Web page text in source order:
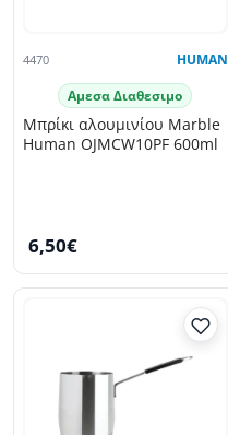
4470 HUMAN
Αμεσα Διαθεσιμο
Μπρίκι αλουμινίου Marble
Human OJMCW10PF 600ml
6,50€